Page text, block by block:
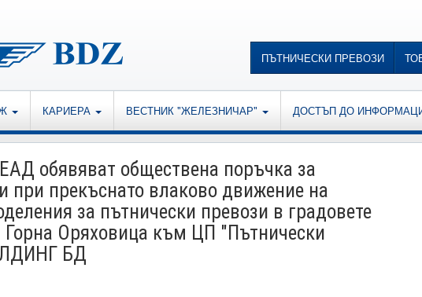
ПЪТНИЧЕСКИ ПРЕВОЗИ
КАРИЕРА ВЕСТНИК "ЖЕЛЕЗНИЧАР" ДОСТЪП ДО
обявяват обществена поръчка за
при прекъснато влаково движение на
за пътнически превози в градовете
Оряховица към ЦП "Пътнически
БД